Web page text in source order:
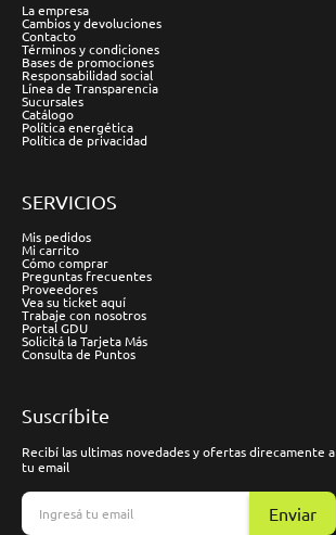
La empresa
Cambios y devoluciones
Contacto
Términos y condiciones
Bases de promociones
Responsabilidad social
Línea de Transparencia
Sucursales
Catálogo
Política energética
Política de privacidad
SERVICIOS
Mis pedidos
Mi carrito
Cómo comprar
Preguntas frecuentes
Proveedores
Vea su ticket aquí
Trabaje con nosotros
Portal GDU
Solicitá la Tarjeta Más
Consulta de Puntos
Suscríbite
Recibí las ultimas novedades y ofertas direcamente a
tu email
Enviar